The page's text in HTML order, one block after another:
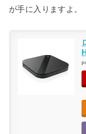
が手に入りますよ。